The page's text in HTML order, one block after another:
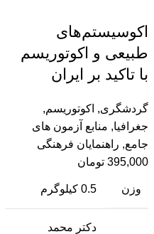
اکو‌سیستم‌های
طبیعی و اکوتوریسم
با تاکید بر ایران
گردشگری, اکوتوریسم,
جغرافیا, منابع آزمون های
جامع, راهنمایان فرهنگی
395,000 تومان
وزن 0.5 کیلوگرم
دکتر محمد